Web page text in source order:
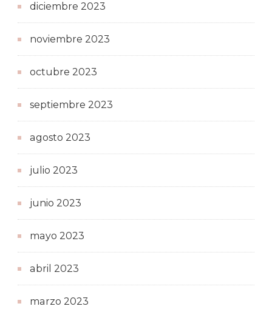
diciembre 2023
noviembre 2023
octubre 2023
septiembre 2023
agosto 2023
julio 2023
junio 2023
mayo 2023
abril 2023
marzo 2023